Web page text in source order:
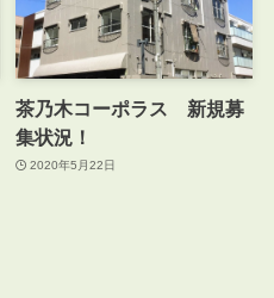
茶乃木コーポラス 新規募
集状況！
2020年5月22日